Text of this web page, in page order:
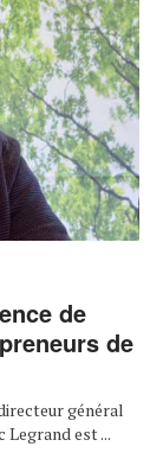
de
de
général
est ...